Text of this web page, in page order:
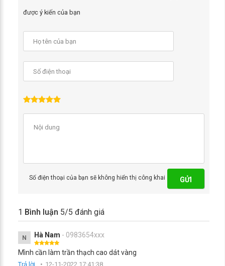
được ý kiến của bạn
Số điện thoại của bạn sẽ không hiển thị công khai GỬI
1 Bình luận 5/5 đánh giá
N Hà Nam - 0983654xxx
Mình cần làm trần thạch cao dát vàng
Trả lời 12-11-2022 17:41:38